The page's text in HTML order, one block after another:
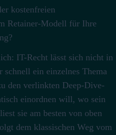
kostenfreien
Retainer-Modell für Ihre
IT-Recht lässt sich nicht in
schnell ein einzelnes Thema
den verlinkten Deep-Dive-
einordnen will, wo sein
sie am besten von oben
dem klassischen Weg vom